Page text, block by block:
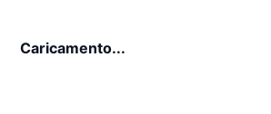
Caricamento...